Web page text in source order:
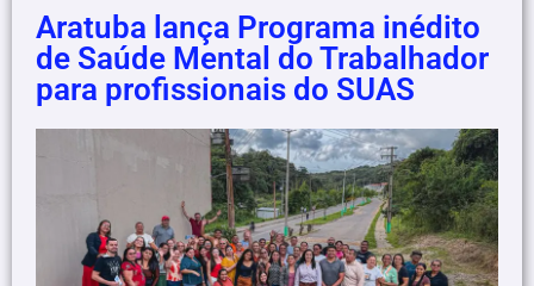
Aratuba lança Programa inédito
de Saúde Mental do Trabalhador
para profissionais do SUAS